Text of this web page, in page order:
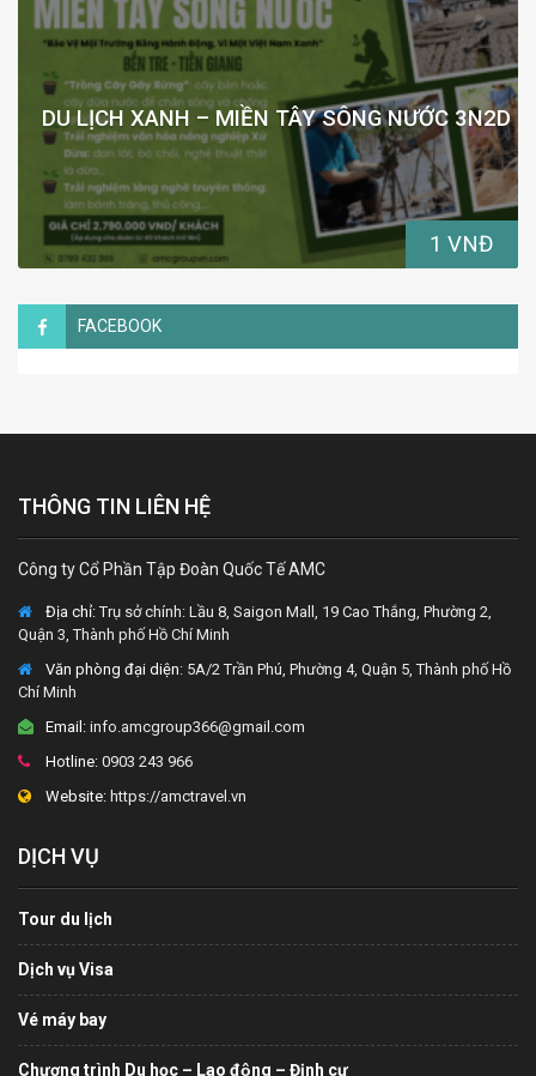
DU LỊCH XANH – MIỀN TÂY SÔNG NƯỚC 3N2D
1 VNĐ
FACEBOOK
THÔNG TIN LIÊN HỆ
Công ty Cổ Phần Tập Đoàn Quốc Tế AMC
Địa chỉ:Trụ sở chính: Lầu 8, Saigon Mall, 19 Cao Thắng, Phường 2,
Quận 3, Thành phố Hồ Chí Minh
Văn phòng đại diện: 5A/2 Trần Phú, Phường 4, Quận 5, Thành phố Hồ
Chí Minh
Email: info.amcgroup366@gmail.com
Hotline: 0903 243 966
Website: https://amctravel.vn
DỊCH VỤ
Tour du lịch
Dịch vụ Visa
Vé máy bay
Chương trình Du học – Lao động – Định cư